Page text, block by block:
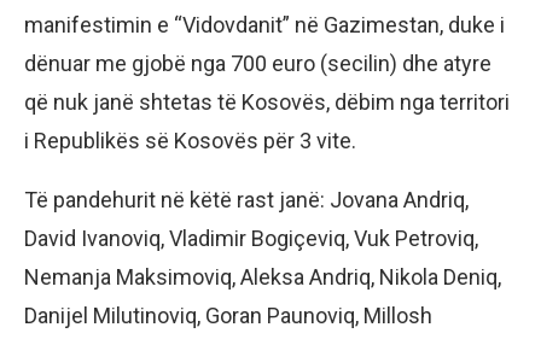
manifestimin e “Vidovdanit” në Gazimestan, duke i
dënuar me gjobë nga 700 euro (secilin) dhe atyre
që nuk janë shtetas të Kosovës, dëbim nga territori
i Republikës së Kosovës për 3 vite.
Të pandehurit në këtë rast janë: Jovana Andriq,
David Ivanoviq, Vladimir Bogiçeviq, Vuk Petroviq,
Nemanja Maksimoviq, Aleksa Andriq, Nikola Deniq,
Danijel Milutinoviq, Goran Paunoviq, Millosh